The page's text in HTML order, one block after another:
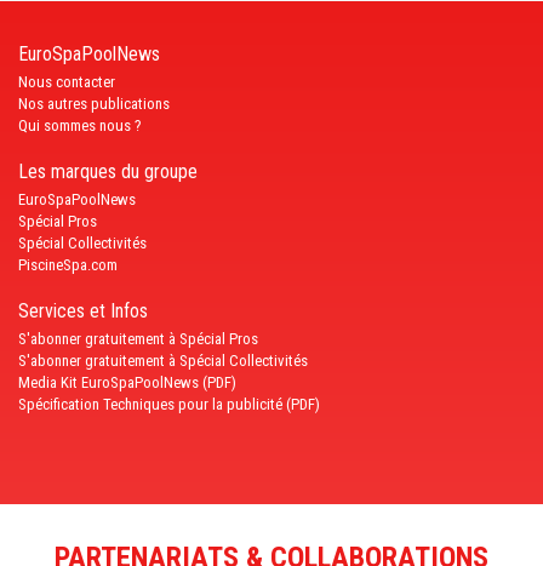
EuroSpaPoolNews
Nous contacter
Nos autres publications
Qui sommes nous ?
Les marques du groupe
EuroSpaPoolNews
Spécial Pros
Spécial Collectivités
PiscineSpa.com
Services et Infos
S'abonner gratuitement à Spécial Pros
S'abonner gratuitement à Spécial Collectivités
Media Kit EuroSpaPoolNews (PDF)
Spécification Techniques pour la publicité (PDF)
PARTENARIATS & COLLABORATIONS